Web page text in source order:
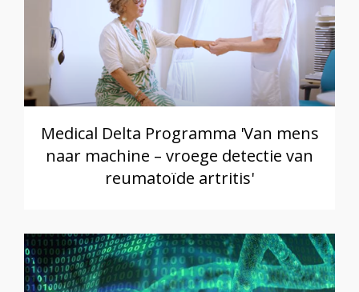
Medical Delta Programma 'Van mens
naar machine – vroege detectie van
reumatoïde artritis'